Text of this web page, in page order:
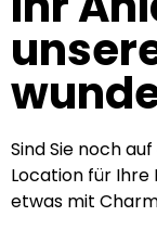
Sind Sie noch
Location für Ihre
etwas mit